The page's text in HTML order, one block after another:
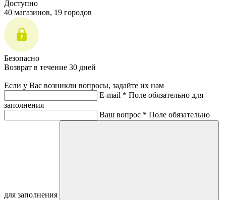
Доступно
40 магазинов, 19 городов
Безопасно
Возврат в течение 30 дней
Если у Вас возникли вопросы, задайте их нам
E-mail * Поле обязательно для
заполнения
Ваш вопрос * Поле обязательно
для заполнения